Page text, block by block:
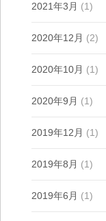
2021年3月 (1)
2020年12月 (2)
2020年10月 (1)
2020年9月 (1)
2019年12月 (1)
2019年8月 (1)
2019年6月 (1)